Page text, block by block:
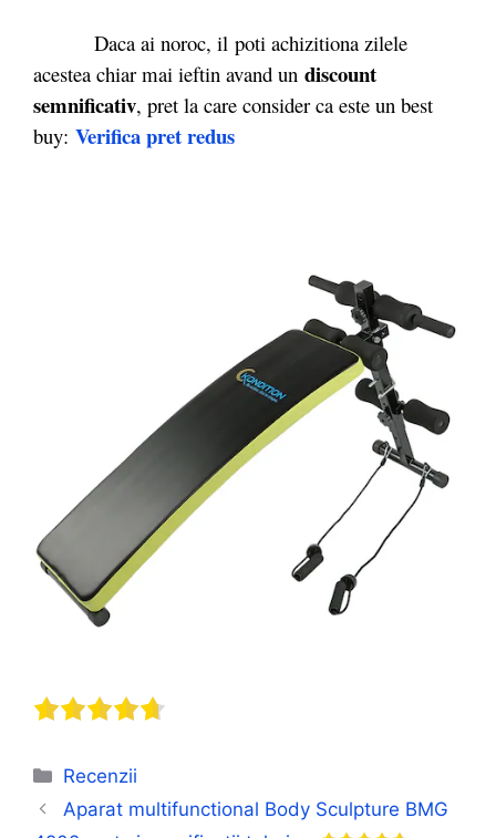
Daca ai noroc, il poti achizitiona zilele
acestea chiar mai ieftin avand un discount
semnificativ, pret la care consider ca este un best
buy: Verifica pret redus
Categorii
Recenzii
Aparat multifunctional Body Sculpture BMG